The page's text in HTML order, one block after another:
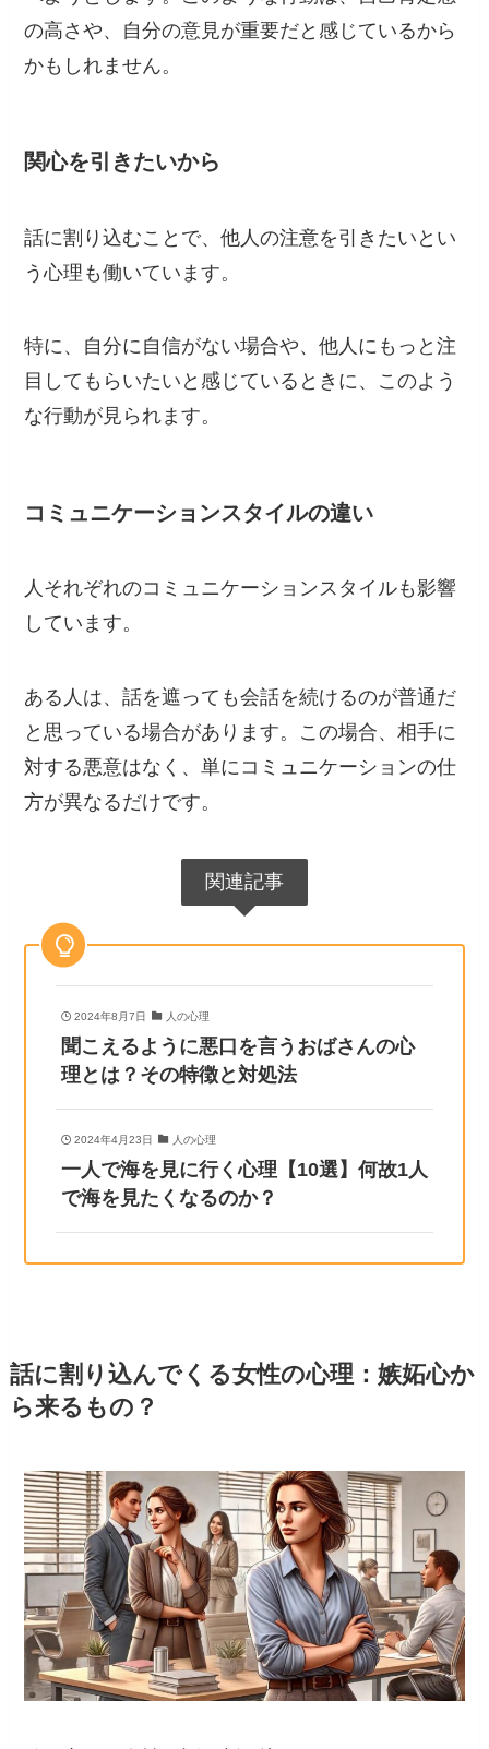
の高さや、自分の意見が重要だと感じているから
かもしれません。
関心を引きたいから
話に割り込むことで、他人の注意を引きたいとい
う心理も働いています。
特に、自分に自信がない場合や、他人にもっと注
目してもらいたいと感じているときに、このよう
な行動が見られます。
コミュニケーションスタイルの違い
人それぞれのコミュニケーションスタイルも影響
しています。
ある人は、話を遮っても会話を続けるのが普通だ
と思っている場合があります。この場合、相手に
対する悪意はなく、単にコミュニケーションの仕
方が異なるだけです。
関連記事
2024年8月7日 人の心理
聞こえるように悪口を言うおばさんの心
理とは？その特徴と対処法
2024年4月23日 人の心理
一人で海を見に行く心理【10選】何故1人
で海を見たくなるのか？
話に割り込んでくる女性の心理：嫉妬心か
ら来るもの？